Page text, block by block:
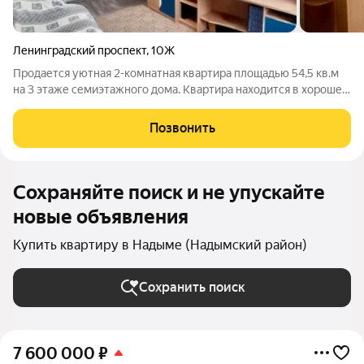
Ленинградский проспект,10Ж
Продается уютная 2-комнатная квартира площадью 54,5 кв.м
на 3 этаже семиэтажного дома. Квартира находится в хорошем
удобство проживания семьям с детьми. Интерьер аккуратный
и уютный,пол
Позвонить
Сохраняйте поиск и не упускайте
новые объявления
Купить квартиру в Надыме (Надымский район)
Сохранить поиск
7 600 000 ₽